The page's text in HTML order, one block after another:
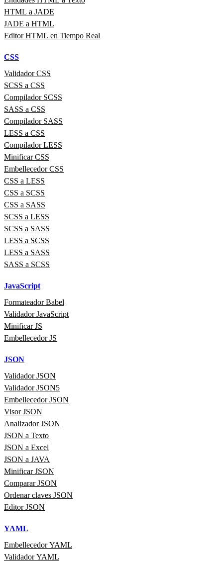
HTML a JADE
JADE a HTML
Editor HTML en Tiempo Real
CSS
Validador CSS
SCSS a CSS
Compilador SCSS
SASS a CSS
Compilador SASS
LESS a CSS
Compilador LESS
Minificar CSS
Embellecedor CSS
CSS a LESS
CSS a SCSS
CSS a SASS
SCSS a LESS
SCSS a SASS
LESS a SCSS
LESS a SASS
SASS a SCSS
JavaScript
Formateador Babel
Validador JavaScript
Minificar JS
Embellecedor JS
JSON
Validador JSON
Validador JSON5
Embellecedor JSON
Visor JSON
Analizador JSON
JSON a Texto
JSON a Excel
JSON a JAVA
Minificar JSON
Comparar JSON
Ordenar claves JSON
Editor JSON
YAML
Embellecedor YAML
Validador YAML